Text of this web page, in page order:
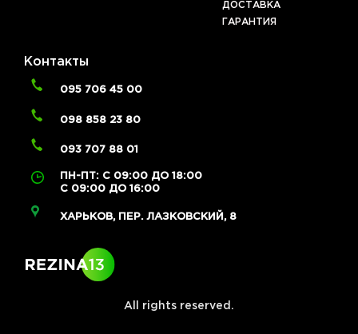
ДОСТАВКА
ГАРАНТИЯ
Контакты
095 706 45 00
098 858 23 80
093 707 88 01
ПН-ПТ: С 09:00 ДО 18:00
С 09:00 ДО 16:00
ХАРЬКОВ, ПЕР. ЛАЗКОВСКИЙ, 8
All rights reserved.